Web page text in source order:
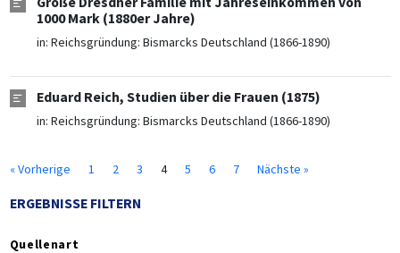
1000 Mark (1880er Jahre)
in: Reichsgründung: Bismarcks Deutschland (1866-1890)
Eduard Reich, Studien über die Frauen (1875)
in: Reichsgründung: Bismarcks Deutschland (1866-1890)
« Vorherige 1 2 3 4 5 6 7 Nächste »
ERGEBNISSE FILTERN
Quellenart